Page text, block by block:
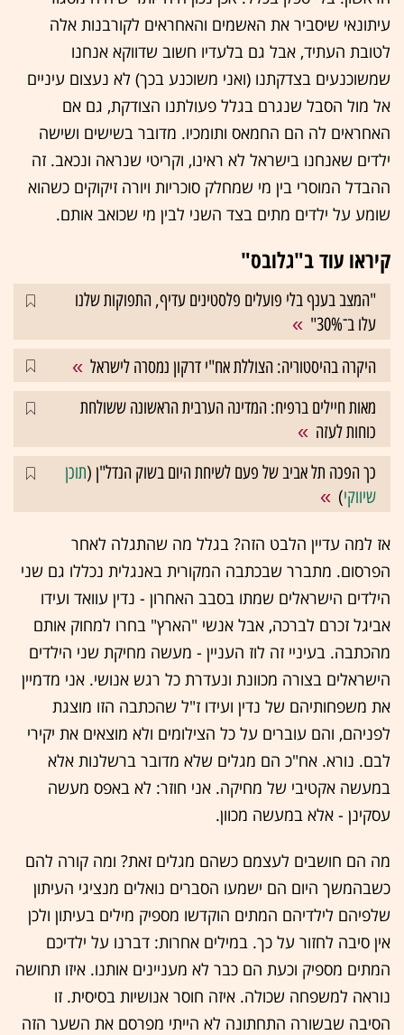
עיתונאי שיסביר את האשמים והאחראים לקורבנות אלה
לטובת העתיד, אבל גם בלעדיו חשוב שדווקא אנחנו
שמשוכנעים בצדקתנו (ואני משוכנע בכך) לא נעצום עיניים
אל מול הסבל שנגרם בגלל פעולתנו הצודקת, גם אם
האחראים לה הם החמאס ותומכיו. מדובר בשישים ושישה
ילדים שאנחנו בישראל לא ראינו, וקריטי שנראה ונכאב. זה
ההבדל המוסרי בין מי שמחלק סוכריות ויורה זיקוקים כשהוא
שומע על ילדים מתים בצד השני לבין מי שכואב אותם.
קיראו עוד ב"גלובס"
"המצב בענף בלי פועלים פלסטינים עדיף, התפוקות שלנו
עלו ב־30%"
היקרה בהיסטוריה: הצוללת אח"י דרקון נמסרה לישראל
מאות חיילים ברפיח: המדינה הערבית הראשונה ששולחת
כוחות לעזה
כך הפכה תל אביב של פעם לשיחת היום בשוק הנדל"ן (תוכן
שיווקי)
אז למה עדיין הלבט הזה? בגלל מה שהתגלה לאחר
הפרסום. מתברר שבכתבה המקורית באנגלית נכללו גם שני
הילדים הישראלים שמתו בסבב האחרון - נדין עוואד ועידו
אביגל זכרם לברכה, אבל אנשי "הארץ" בחרו למחוק אותם
מהכתבה. בעיניי זה לוז העניין - מעשה מחיקת שני הילדים
הישראלים בצורה מכוונת ונעדרת כל רגש אנושי. אני מדמיין
את משפחותיהם של נדין ועידו ז"ל שהכתבה הזו מוצגת
לפניהם, והם עוברים על כל הצילומים ולא מוצאים את יקירי
לבם. נורא. אח"כ הם מגלים שלא מדובר ברשלנות אלא
במעשה אקטיבי של מחיקה. אני חוזר: לא באפס מעשה
עסקינן - אלא במעשה מכוון.
מה הם חושבים לעצמם כשהם מגלים זאת? ומה קורה להם
כשבהמשך היום הם ישמעו הסברים נואלים מנציגי העיתון
שלפיהם לילדיהם המתים הוקדשו מספיק מילים בעיתון ולכן
אין סיבה לחזור על כך. במילים אחרות: דברנו על ילדיכם
המתים מספיק וכעת הם כבר לא מעניינים אותנו. איזו תחושה
נוראה למשפחה שכולה. איזה חוסר אנושיות בסיסית. זו
הסיבה שבשורה התחתונה לא הייתי מפרסם את השער הזה